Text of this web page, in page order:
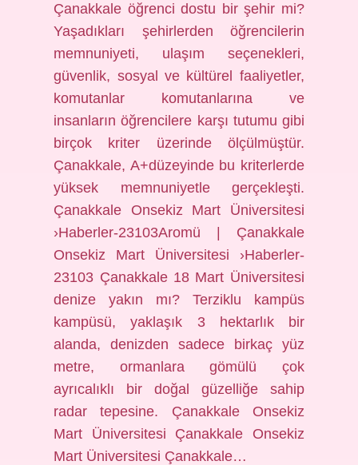
Çanakkale öğrenci dostu bir şehir mi?
Yaşadıkları şehirlerden öğrencilerin
memnuniyeti, ulaşım seçenekleri,
güvenlik, sosyal ve kültürel faaliyetler,
komutanlar komutanlarına ve
insanların öğrencilere karşı tutumu gibi
birçok kriter üzerinde ölçülmüştür.
Çanakkale, A+düzeyinde bu kriterlerde
yüksek memnuniyetle gerçekleşti.
Çanakkale Onsekiz Mart Üniversitesi
›Haberler-23103Aromü | Çanakkale
Onsekiz Mart Üniversitesi ›Haberler-
23103 Çanakkale 18 Mart Üniversitesi
denize yakın mı? Terziklu kampüs
kampüsü, yaklaşık 3 hektarlık bir
alanda, denizden sadece birkaç yüz
metre, ormanlara gömülü çok
ayrıcalıklı bir doğal güzelliğe sahip
radar tepesine. Çanakkale Onsekiz
Mart Üniversitesi Çanakkale Onsekiz
Mart Üniversitesi Çanakkale…